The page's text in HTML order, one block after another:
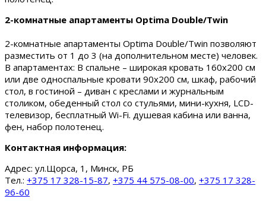
2-комнатные апартаменты Optima Double/Twin
2-комнатные апартаменты Optima Double/Twin позволяют
разместить от 1 до 3 (на дополнительном месте) человек.
В апартаментах: В спальне – широкая кровать 160х200 см
или две односпальные кровати 90х200 см, шкаф, рабочий
стол, в гостиной – диван с креслами и журнальным
столиком, обеденный стол со стульями, мини-кухня, LCD-
телевизор, бесплатный Wi-Fi. душевая кабина или ванна,
фен, набор полотенец.
Контактная информация:
Адрес: ул.Щорса, 1, Минск, РБ
Тел.: +375 17 328-15-87, +375 44 575-08-00, +375 17 328-
96-60